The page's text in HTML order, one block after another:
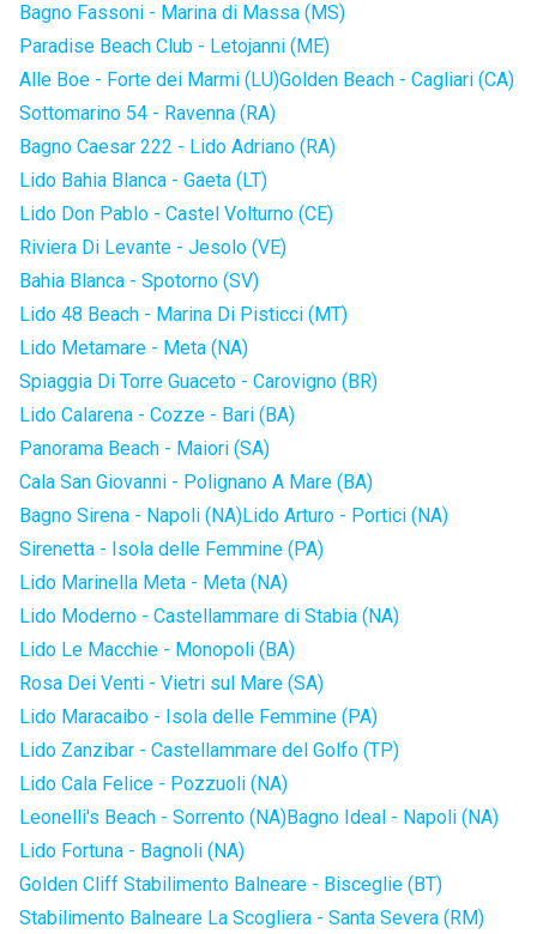
Bagno Fassoni - Marina di Massa (MS)
Paradise Beach Club - Letojanni (ME)
Alle Boe - Forte dei Marmi (LU)Golden Beach - Cagliari (CA)
Sottomarino 54 - Ravenna (RA)
Bagno Caesar 222 - Lido Adriano (RA)
Lido Bahia Blanca - Gaeta (LT)
Lido Don Pablo - Castel Volturno (CE)
Riviera Di Levante - Jesolo (VE)
Bahia Blanca - Spotorno (SV)
Lido 48 Beach - Marina Di Pisticci (MT)
Lido Metamare - Meta (NA)
Spiaggia Di Torre Guaceto - Carovigno (BR)
Lido Calarena - Cozze - Bari (BA)
Panorama Beach - Maiori (SA)
Cala San Giovanni - Polignano A Mare (BA)
Bagno Sirena - Napoli (NA)Lido Arturo - Portici (NA)
Sirenetta - Isola delle Femmine (PA)
Lido Marinella Meta - Meta (NA)
Lido Moderno - Castellammare di Stabia (NA)
Lido Le Macchie - Monopoli (BA)
Rosa Dei Venti - Vietri sul Mare (SA)
Lido Maracaibo - Isola delle Femmine (PA)
Lido Zanzibar - Castellammare del Golfo (TP)
Lido Cala Felice - Pozzuoli (NA)
Leonelli's Beach - Sorrento (NA)Bagno Ideal - Napoli (NA)
Lido Fortuna - Bagnoli (NA)
Golden Cliff Stabilimento Balneare - Bisceglie (BT)
Stabilimento Balneare La Scogliera - Santa Severa (RM)